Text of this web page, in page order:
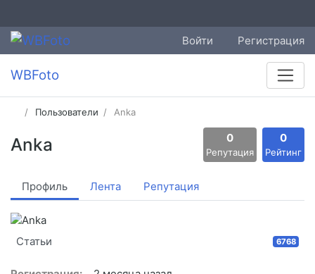
Войти Регистрация
WBFoto
Пользователи Anka
Anka 0
Репутация
0
Рейтинг
Профиль Лента Репутация
Статьи 6768